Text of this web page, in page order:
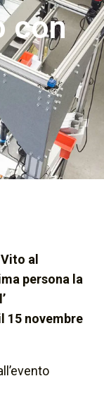
con
al
persona la
15 novembre